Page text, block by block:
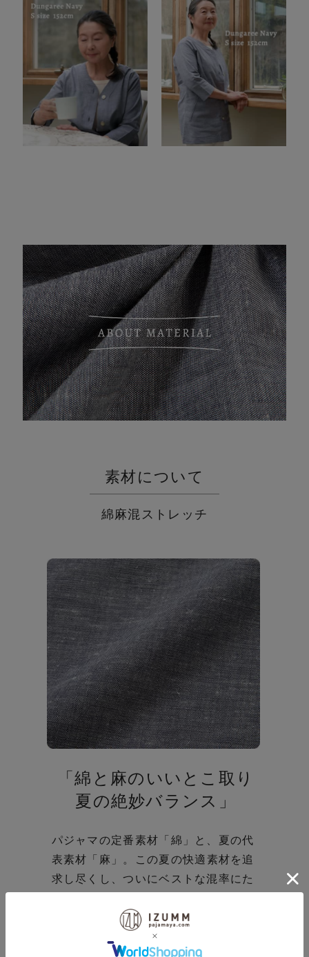
素材について
綿麻混ストレッチ
「綿と麻のいいとこ取り
夏の絶妙バランス」
パジャマの定番素材「綿」と、夏の代
表素材「麻」。
この夏の快適素材を追
求し尽くし、ついにベストな混率にた
上質な亜麻（リネン）を最適なバラン
スで使用した薄手の生地です。この組